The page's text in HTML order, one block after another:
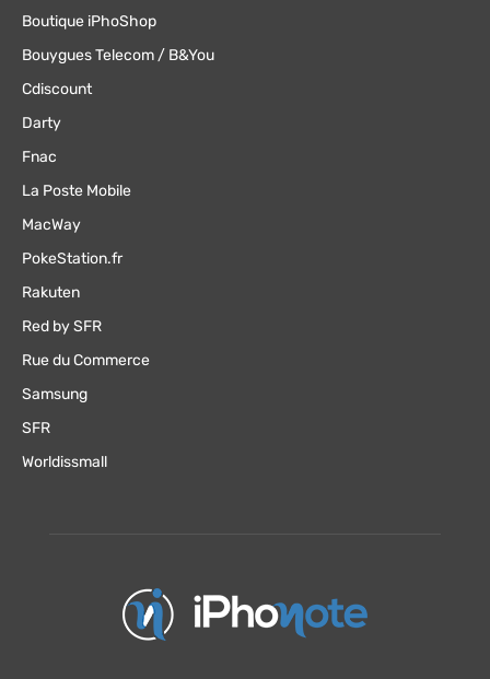
Boutique iPhoShop
Bouygues Telecom / B&You
Cdiscount
Darty
Fnac
La Poste Mobile
MacWay
PokeStation.fr
Rakuten
Red by SFR
Rue du Commerce
Samsung
SFR
Worldissmall